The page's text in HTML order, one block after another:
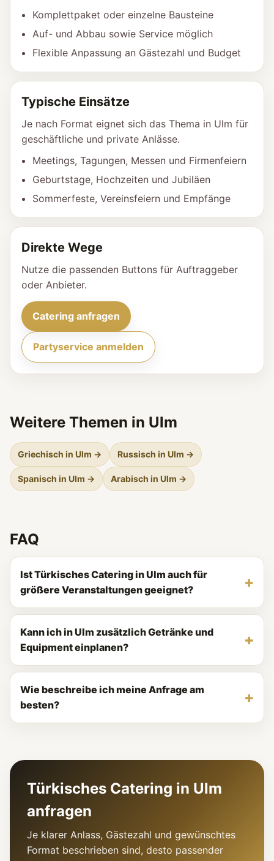
Komplettpaket oder einzelne Bausteine
Auf- und Abbau sowie Service möglich
Flexible Anpassung an Gästezahl und Budget
Typische Einsätze
Je nach Format eignet sich das Thema in Ulm für
geschäftliche und private Anlässe.
Meetings, Tagungen, Messen und Firmenfeiern
Geburtstage, Hochzeiten und Jubiläen
Sommerfeste, Vereinsfeiern und Empfänge
Direkte Wege
Nutze die passenden Buttons für Auftraggeber
oder Anbieter.
Catering anfragen
Partyservice anmelden
Weitere Themen in Ulm
Griechisch in Ulm → Russisch in Ulm →
Spanisch in Ulm → Arabisch in Ulm →
FAQ
Ist Türkisches Catering in Ulm auch für
größere Veranstaltungen geeignet?
Kann ich in Ulm zusätzlich Getränke und
Equipment einplanen?
Wie beschreibe ich meine Anfrage am
besten?
Türkisches Catering in Ulm
anfragen
Je klarer Anlass, Gästezahl und gewünschtes
Format beschrieben sind, desto passender